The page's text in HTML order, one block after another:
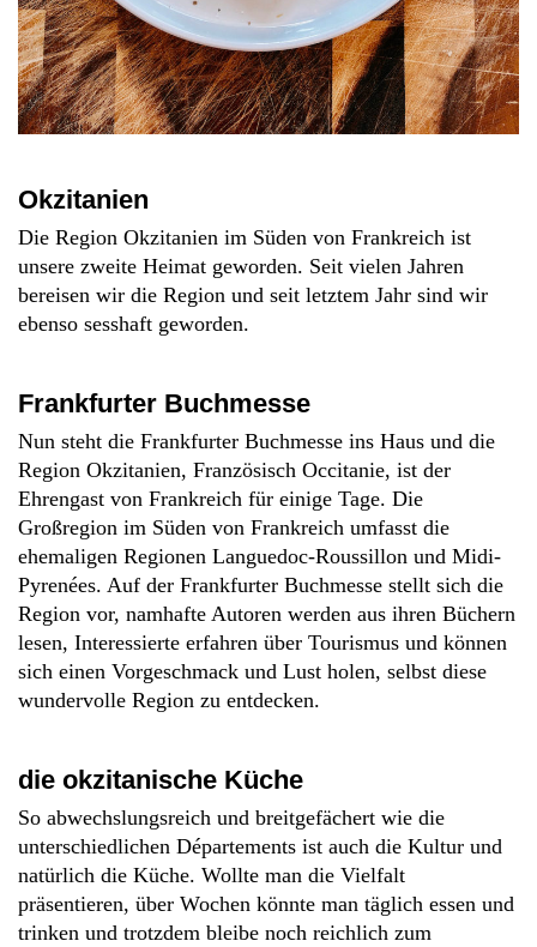
Okzitanien
Die Region Okzitanien im Süden von Frankreich ist
unsere zweite Heimat geworden. Seit vielen Jahren
bereisen wir die Region und seit letztem Jahr sind wir
ebenso sesshaft geworden.
Frankfurter Buchmesse
Nun steht die Frankfurter Buchmesse ins Haus und die
Region Okzitanien, Französisch Occitanie, ist der
Ehrengast von Frankreich für einige Tage. Die
Großregion im Süden von Frankreich umfasst die
ehemaligen Regionen Languedoc-Roussillon und Midi-
Pyrenées. Auf der Frankfurter Buchmesse stellt sich die
Region vor, namhafte Autoren werden aus ihren Büchern
lesen, Interessierte erfahren über Tourismus und können
sich einen Vorgeschmack und Lust holen, selbst diese
wundervolle Region zu entdecken.
die okzitanische Küche
So abwechslungsreich und breitgefächert wie die
unterschiedlichen Départements ist auch die Kultur und
natürlich die Küche. Wollte man die Vielfalt
präsentieren, über Wochen könnte man täglich essen und
trinken und trotzdem bleibe noch reichlich zum